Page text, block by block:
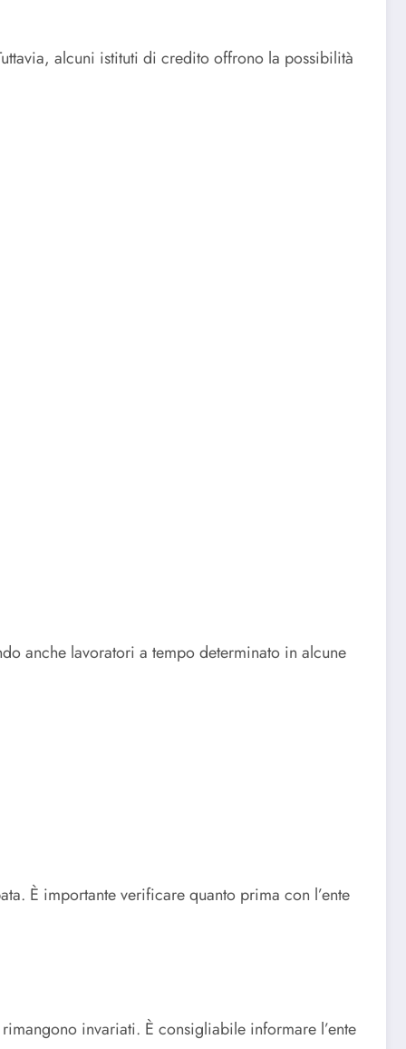
alcuni istituti di credito offrono la possibilità
anche lavoratori a tempo determinato in alcune
È importante verificare quanto prima con l’ente
invariati. È consigliabile informare l’ente